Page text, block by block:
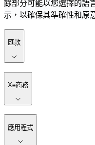
餘部分可能以您選擇的語
示，以確保其準確性和原
匯款
Xe商務
應用程式